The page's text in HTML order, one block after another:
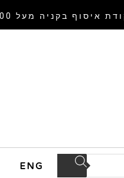
איסוף בקניה מעל 300 שח
ENG